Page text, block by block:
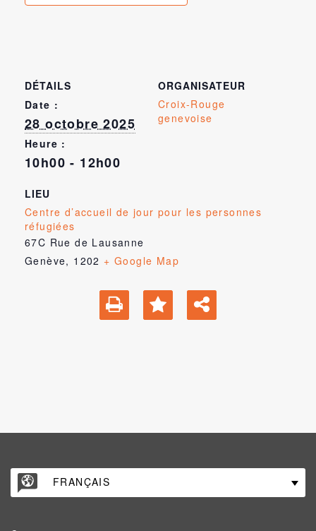
DÉTAILS
Date :
28 octobre 2025
Heure :
10h00 - 12h00
LIEU
Centre d’accueil de jour pour les personnes
réfugiées
67C Rue de Lausanne
Genève, 1202 + Google Map
ORGANISATEUR
Croix-Rouge
genevoise
FRANÇAIS